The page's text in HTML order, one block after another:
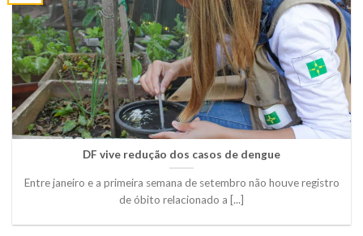
DF vive redução dos casos de dengue
Entre janeiro e a primeira semana de setembro não houve registro
de óbito relacionado a [...]